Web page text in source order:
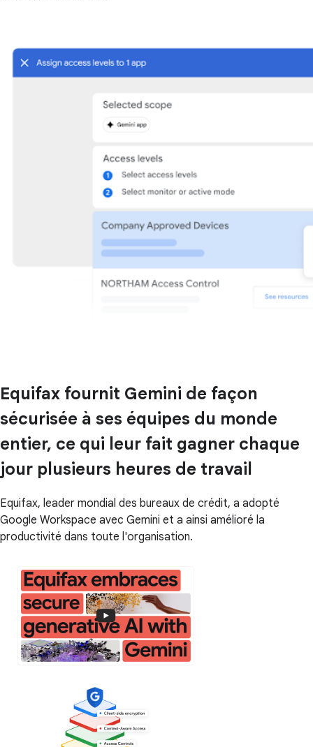
Equifax fournit Gemini de façon
sécurisée à ses équipes du monde
entier, ce qui leur fait gagner chaque
jour plusieurs heures de travail
Equifax, leader mondial des bureaux de crédit, a adopté
Google Workspace avec Gemini et a ainsi amélioré la
productivité dans toute l'organisation.